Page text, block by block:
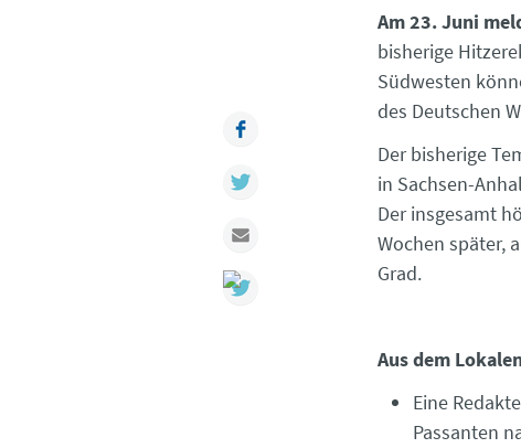
Am 23. Juni
bisherige
Südwesten
des Deutschen
Der bisherige
in Sachsen-
Der insgesamt
Wochen später,
Grad.
Aus dem
Eine
Passanten